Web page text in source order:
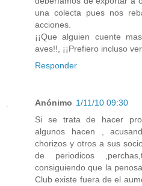
una colecta pues nos
acciones.
¡¡Que alguien cuente
aves!!, ¡¡Prefiero incluso
Responder
Anónimo 1/11/10 09:30
Si se trata de hacer
algunos hacen ,
chorizos y otros a sus
de periodicos
consiguiendo que la
Club existe fuera de el